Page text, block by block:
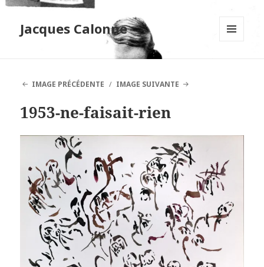
Jacques Calonne
IMAGE PRÉCÉDENTE
IMAGE SUIVANTE
1953-ne-faisait-rien